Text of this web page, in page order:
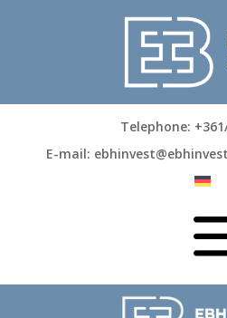
Telephone:
E-mail: